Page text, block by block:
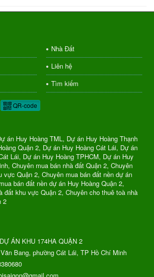
Nhà Đất
Liên hệ
Tìm kiếm
QR-code
án Huy Hoàng TML, Dự án Huy Hoàng Thạnh
Quận 2, Dự án Huy Hoàng Cát Lái, Dự án
Lái, Dự án Huy Hoàng TPHCM, Dự án Huy
Chuyên mua bán nhà đất Quận 2, Chuyên
vực Quận 2, Chuyên mua bán đất nền dự án
bán đất nền dự án Huy Hoàng Quận 2,
đất khu vực Quận 2, Chuyên cho thuê toà nhà
2
ÁN KHU 174HA QUẬN 2
Bang, phường Cát Lái, TP Hồ Chí Minh